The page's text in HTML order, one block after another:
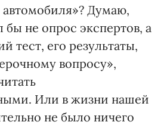
автомобиля»? Думаю,
бы не опрос экспертов, а
тест, его результаты,
вопросу»,
Или в жизни нашей
не было ничего